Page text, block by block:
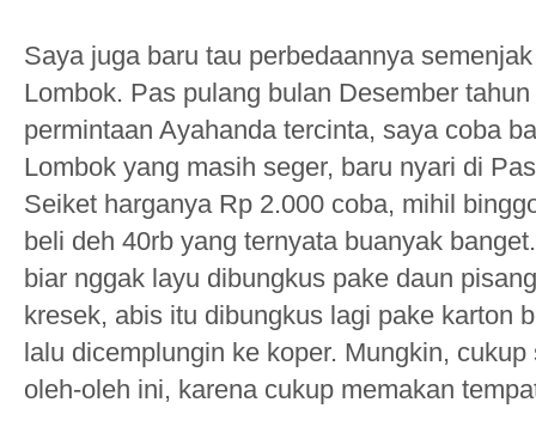
Saya juga baru tau perbedaannya
Lombok. Pas pulang bulan Desember
permintaan Ayahanda tercinta, saya coba
Lombok yang masih seger, baru nyari di
Seiket harganya Rp 2.000 coba, mihil
beli deh 40rb yang ternyata buanyak
biar nggak layu dibungkus pake daun
kresek, abis itu dibungkus lagi pake karton
lalu dicemplungin ke koper. Mungkin,
oleh-oleh ini, karena cukup memakan